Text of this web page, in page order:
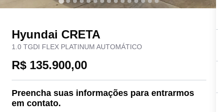
Hyundai CRETA
1.0 TGDI FLEX PLATINUM AUTOMÁTICO
R$ 135.900,00
Preencha suas informações para entrarmos
em contato.